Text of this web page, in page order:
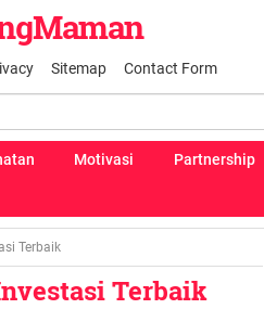
Sitemap Contact Form
Motivasi Partnership
Terbaik
Terbaik